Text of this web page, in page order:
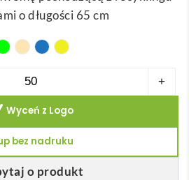
o długości 65 cm
+
o produkt
Wyceń z Logo
bez nadruku